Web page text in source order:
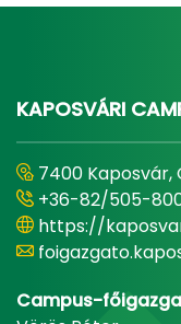
KAPOSVÁRI
7400 Kaposvár,
+36-82/505-
https://
Campus-